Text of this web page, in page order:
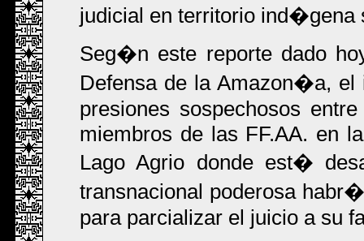
judicial en territorio ind�gena
Seg�n este reporte dado
Defensa de la Amazon�a,
presiones sospechosos
miembros de las FF.AA. en
Lago Agrio donde est�
transnacional poderosa
para parcializar el juicio a su